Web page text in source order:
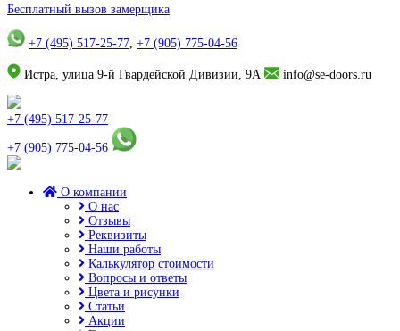
Бесплатный вызов замерщика
+7 (495) 517-25-77, +7 (905) 775-04-56
Истра, улица 9-й Гвардейской Дивизии, 9А info@se-doors.ru
+7 (495) 517-25-77
+7 (905) 775-04-56
О компании
О нас
Отзывы
Реквизиты
Наши работы
Калькулятор стоимости
Вопросы и ответы
Цвета и рисунки
Статьи
Акции